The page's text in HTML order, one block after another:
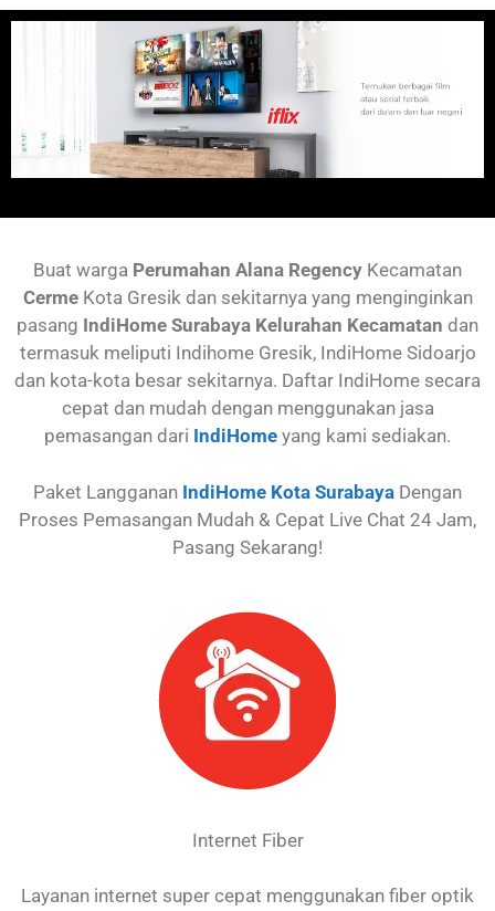
Buat warga Perumahan Alana Regency Kecamatan
Cerme Kota Gresik dan sekitarnya yang menginginkan
pasang IndiHome Surabaya Kelurahan Kecamatan dan
termasuk meliputi Indihome Gresik, IndiHome Sidoarjo
dan kota-kota besar sekitarnya. Daftar IndiHome secara
cepat dan mudah dengan menggunakan jasa
pemasangan dari IndiHome yang kami sediakan.
Paket Langganan IndiHome Kota Surabaya Dengan
Proses Pemasangan Mudah & Cepat Live Chat 24 Jam,
Pasang Sekarang!
Internet Fiber
Layanan internet super cepat menggunakan fiber optik